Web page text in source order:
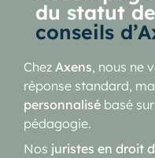
du statut
conseils
Chez Axens, nous ne
réponse standard,
personnalisé basé
pédagogie.
Nos juristes en droit